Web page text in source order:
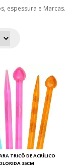
espessura e Marcas.
que proporciona
as ofertas e nosso
TRICÔ DE ACRÍLICO
35CM